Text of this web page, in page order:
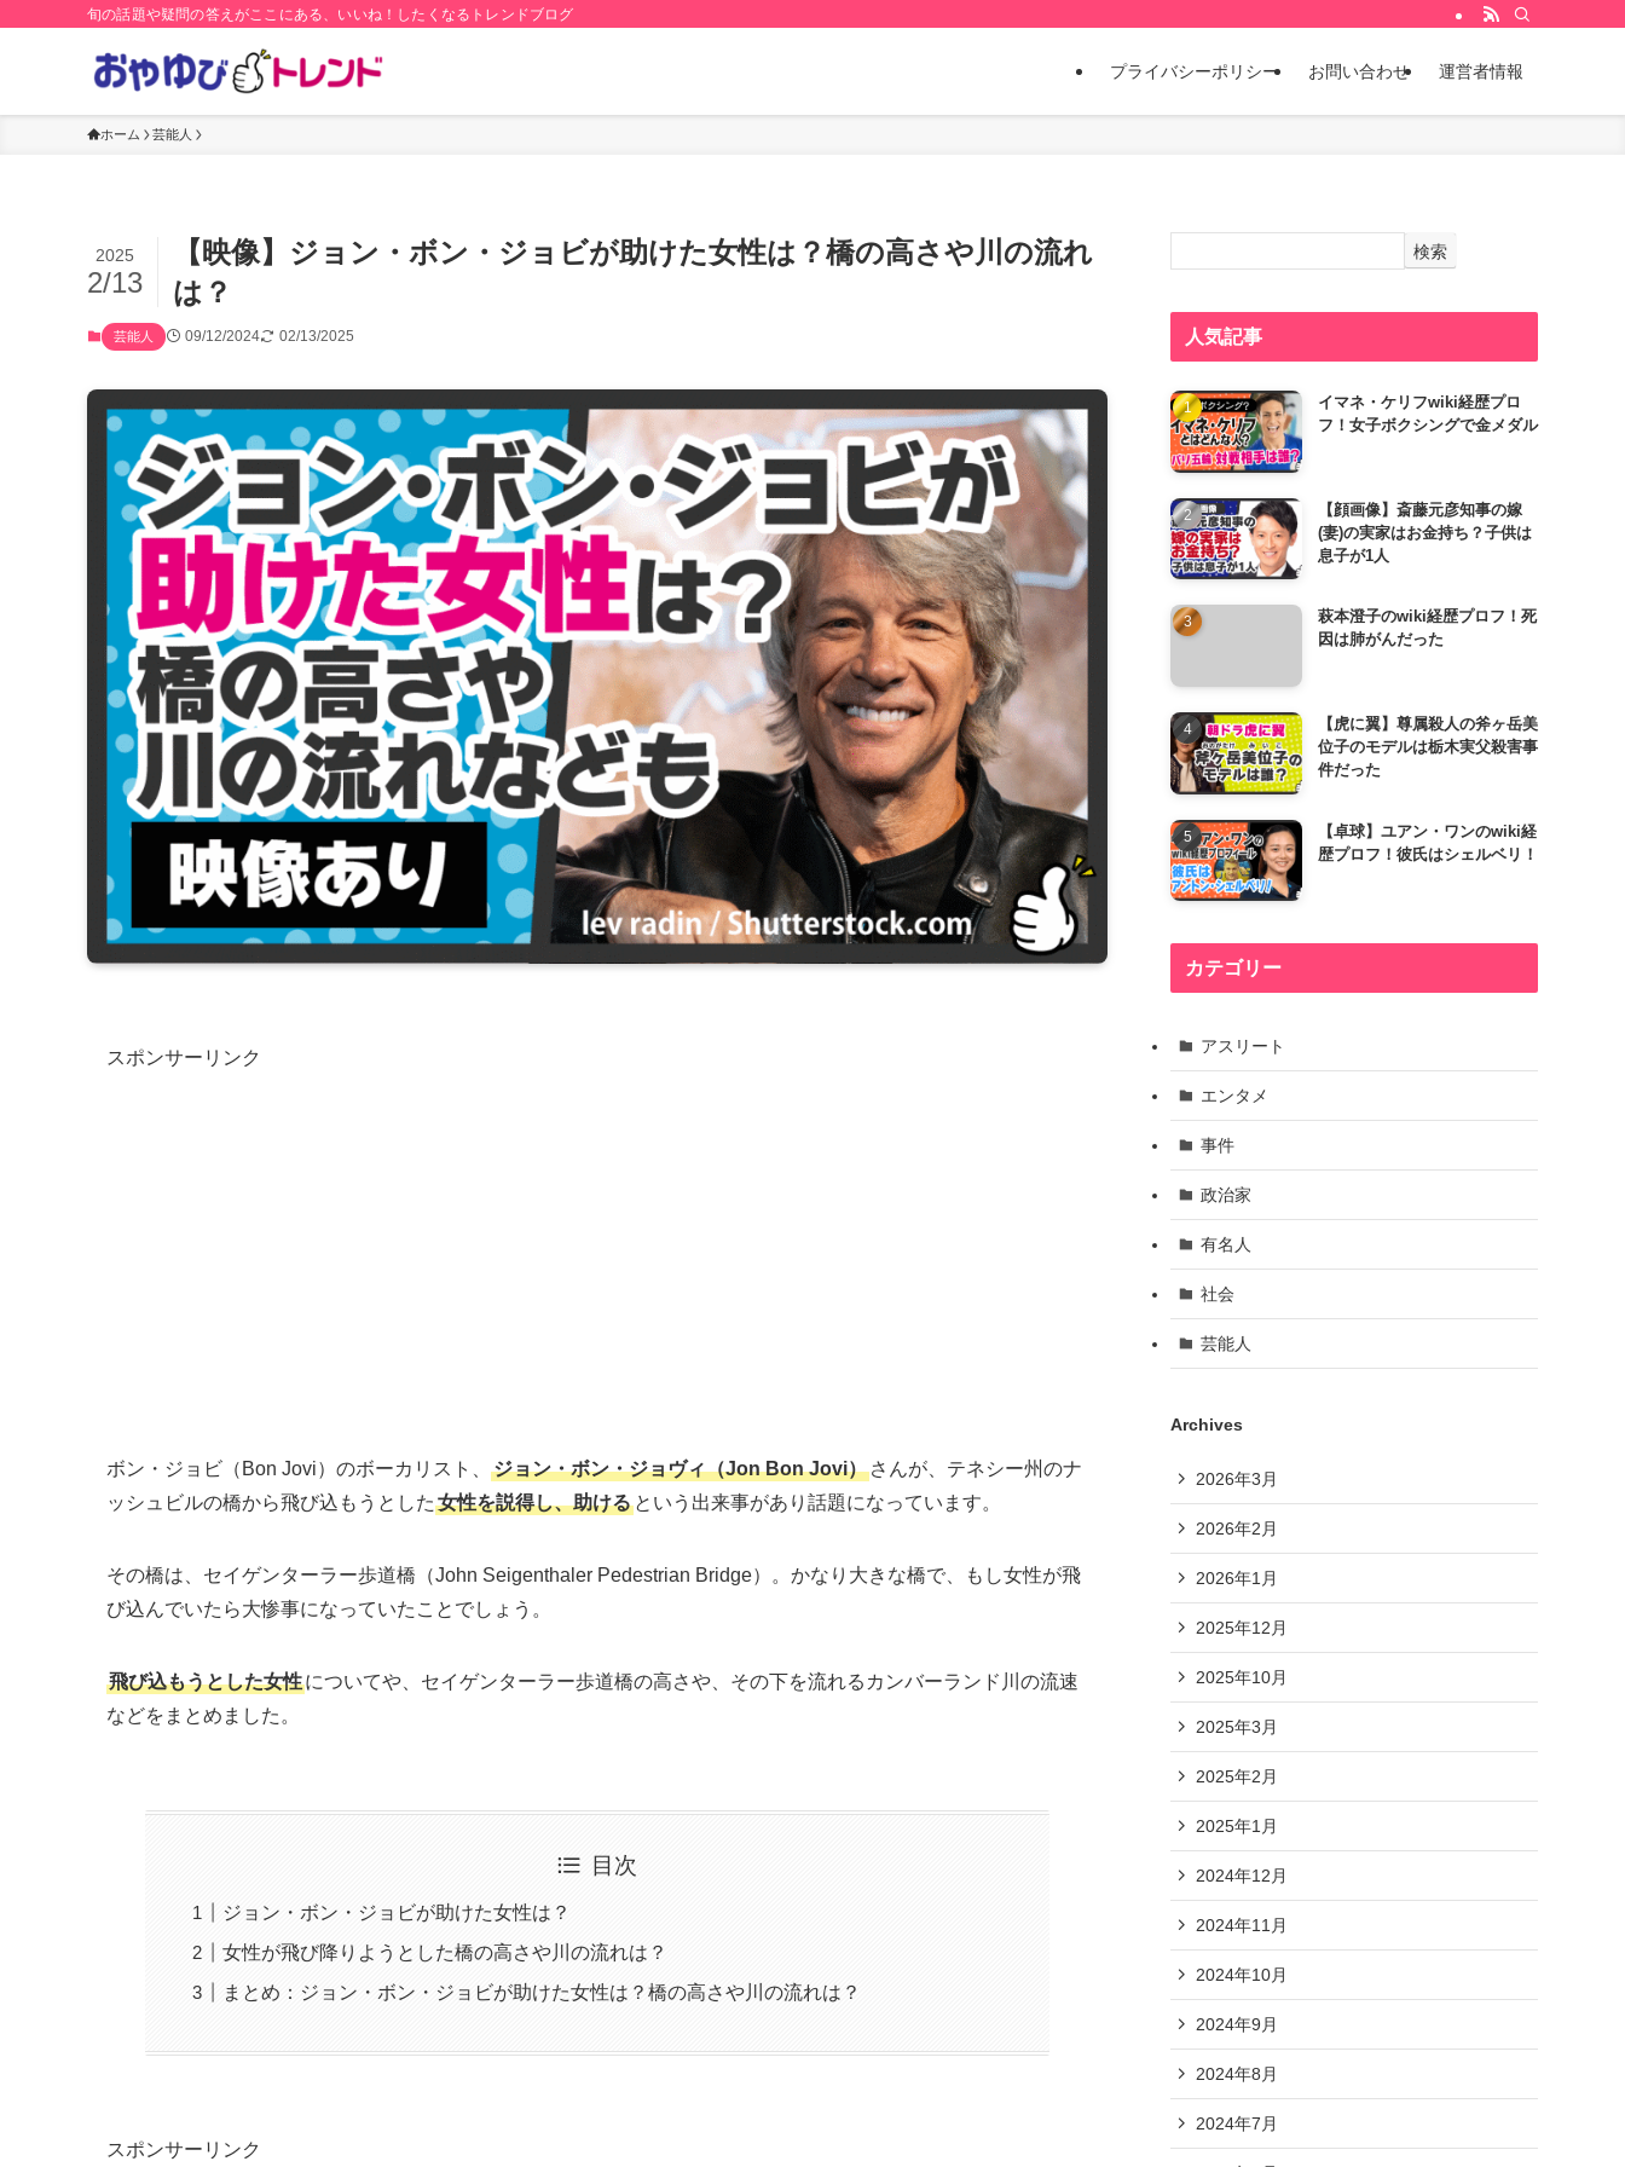
旬の話題や疑問の答えがここにある、いいね！したくなるトレンドブログ
プライバシーポリシー お問い合わせ 運営者情報
ホーム 芸能人
【映像】ジョン・ボン・ジョビが助けた女性は？橋の高さや川の流れ
は？
2025
2/13
芸能人 09/12/2024 02/13/2025
スポンサーリンク
ボン・ジョビ（Bon Jovi）のボーカリスト、 ジョン・ボン・ジョヴィ（Jon Bon Jovi） さんが、テネシー州のナ
ッシュビルの橋から飛び込もうとした 女性を説得し、助ける という出来事があり話題になっています。
その橋は、セイゲンターラー歩道橋（John Seigenthaler Pedestrian Bridge）。かなり大きな橋で、もし女性が飛
び込んでいたら大惨事になっていたことでしょう。
飛び込もうとした女性についてや、セイゲンターラー歩道橋の高さや、その下を流れるカンバーランド川の流速
などをまとめました。
目次
ジョン・ボン・ジョビが助けた女性は？
女性が飛び降りようとした橋の高さや川の流れは？
まとめ：ジョン・ボン・ジョビが助けた女性は？橋の高さや川の流れは？
スポンサーリンク
検索
人気記事
イマネ・ケリフwiki経歴プロ
フ！女子ボクシングで金メダル
【顔画像】斎藤元彦知事の嫁
(妻)の実家はお金持ち？子供は
息子が1人
萩本澄子のwiki経歴プロフ！死
因は肺がんだった
【虎に翼】尊属殺人の斧ヶ岳美
位子のモデルは栃木実父殺害事
件だった
【卓球】ユアン・ワンのwiki経
歴プロフ！彼氏はシェルベリ！
カテゴリー
アスリート
エンタメ
事件
政治家
有名人
社会
芸能人
Archives
2026年3月
2026年2月
2026年1月
2025年12月
2025年10月
2025年3月
2025年2月
2025年1月
2024年12月
2024年11月
2024年10月
2024年9月
2024年8月
2024年7月